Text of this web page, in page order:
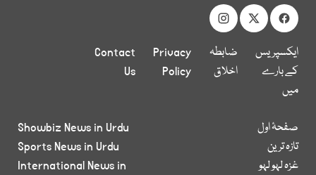
ایکسپریس
کے بارے
میں
ضابطہ
اخلاق
Privacy
Policy
Contact
Us
صفحۂ اول
تازہ ترین
غزہ لہو لہو
Showbiz News in Urdu
Sports News in Urdu
International News in